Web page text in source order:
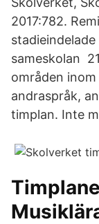
2017:782.
sameskolan
områden
andraspråk,
timplan. Inte